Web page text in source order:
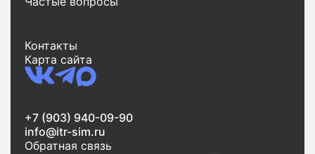
Контакты
Карта сайта
+7 (903) 940-09-90
info@itr-sim.ru
Обратная связь